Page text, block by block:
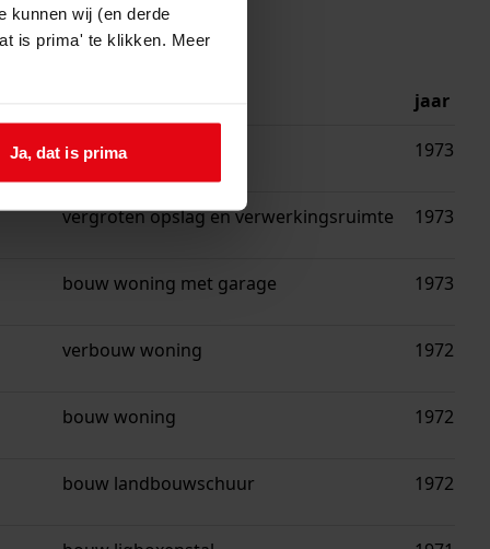
kunnen wij (en derde
is prima' te klikken. Meer
Ja, dat is prima
jaar
vergroten veestalling 1973
vergroten opslag en verwerkingsruimte 1973
bouw woning met garage 1973
verbouw woning 1972
bouw woning 1972
bouw landbouwschuur 1972